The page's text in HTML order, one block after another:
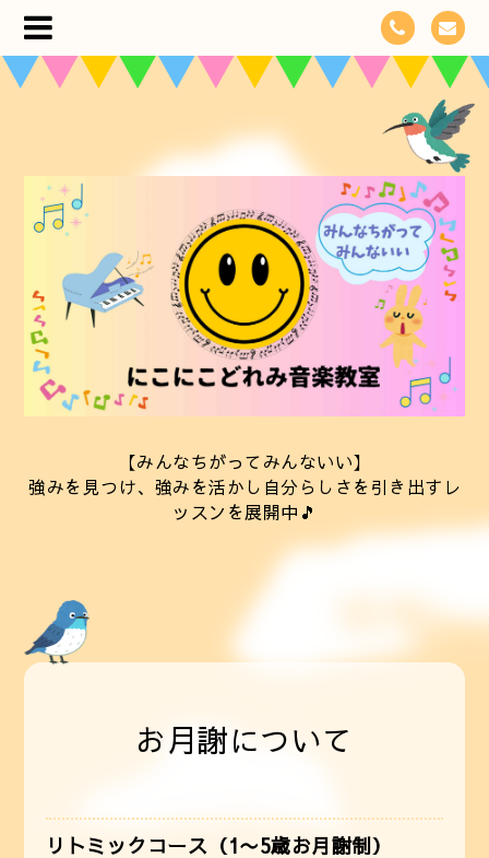
【みんなちがってみんないい】
強みを見つけ、強みを活かし自分らしさを引き出すレ
ッスンを展開中🎵
お月謝について
リトミックコース（1〜5歳お月謝制）